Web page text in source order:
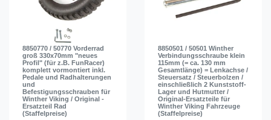
8850770 / 50770 Vorderrad
groß 330x70mm "neues
Profil" (für z.B. FunRacer)
komplett vormontiert inkl.
Pedale und Radhalterungen
und
Befestigungsschrauben für
Winther Viking / Original -
Ersatzteil Rad
(Staffelpreise)
8850501 / 50501 Winther
Verbindungsschraube klein
115mm (= ca. 130 mm
Gesamtlänge) = Lenkachse /
Steuersatz / Steuerbolzen /
einschließlich 2 Kunststoff-
Lager und Hutmutter /
Original-Ersatzteile für
Winther Viking Fahrzeuge
(Staffelpreise)